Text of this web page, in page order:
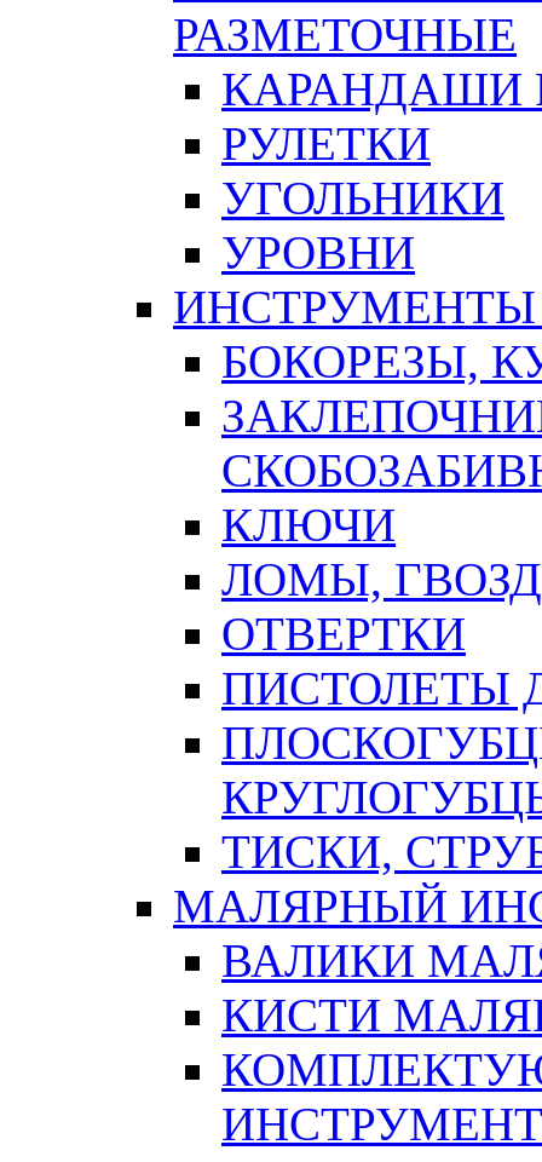
РАЗМЕТОЧНЫЕ
КАРАНДАШИ
РУЛЕТКИ
УГОЛЬНИКИ
УРОВНИ
БОКОРЕЗЫ,
КЛЮЧИ
ЛОМЫ,
ОТВЕРТКИ
ПИСТОЛЕТЫ
ТИСКИ,
МАЛЯРНЫЙ
ВАЛИКИ
КИСТИ